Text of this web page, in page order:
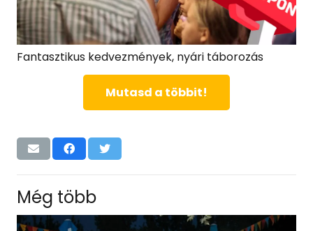
Fantasztikus kedvezmények, nyári táborozás
Mutasd a többit!
Még több